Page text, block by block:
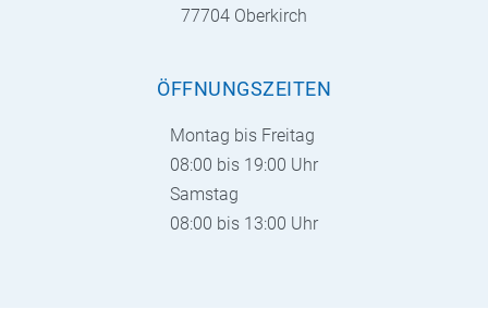
77704 Oberkirch
ÖFFNUNGSZEITEN
Montag bis Freitag
08:00 bis 19:00 Uhr
Samstag
08:00 bis 13:00 Uhr